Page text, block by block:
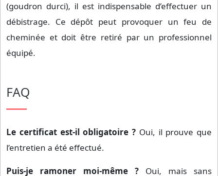
(goudron durci), il est indispensable d’effectuer un
débistrage. Ce dépôt peut provoquer un feu de
cheminée et doit être retiré par un professionnel
équipé.
FAQ
Le certificat est-il obligatoire ? Oui, il prouve que
l’entretien a été effectué.
Puis-je ramoner moi-même ? Oui, mais sans